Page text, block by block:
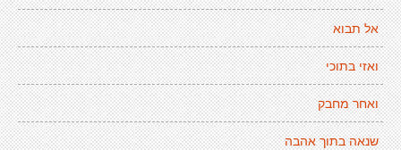
אל תבוא
ואזי בתוכי
ואחר מחבק
שנאה בתוך אהבה